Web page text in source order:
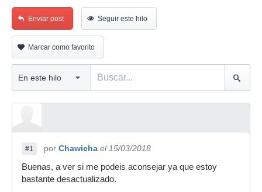
Enviar post Seguir este hilo
Marcar como favorito
#1 por Chawicha el 15/03/2018
Buenas, a ver si me podeis aconsejar ya que estoy
bastante desactualizado.